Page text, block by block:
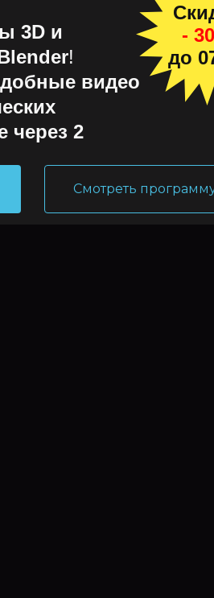
3D и
!
видео
через 2
Смотреть
-
до